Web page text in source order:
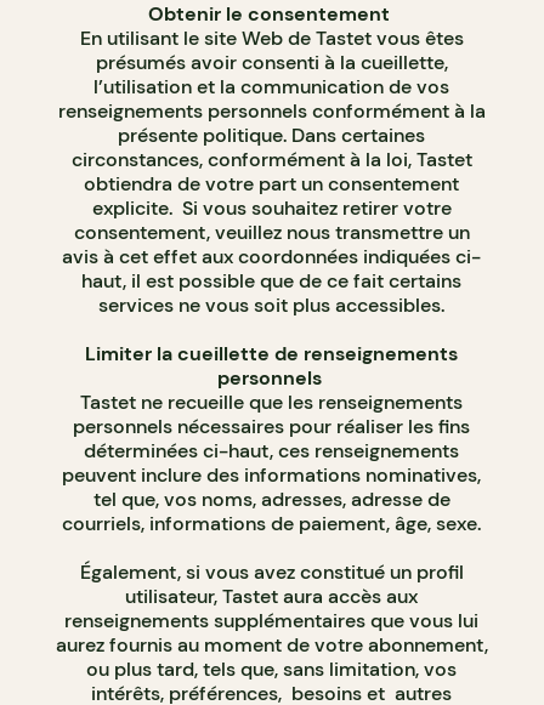
Obtenir le consentement
En utilisant le site Web de Tastet vous êtes
présumés avoir consenti à la cueillette,
l’utilisation et la communication de vos
renseignements personnels conformément à la
présente politique. Dans certaines
circonstances, conformément à la loi, Tastet
obtiendra de votre part un consentement
explicite. Si vous souhaitez retirer votre
consentement, veuillez nous transmettre un
avis à cet effet aux coordonnées indiquées ci-
haut, il est possible que de ce fait certains
services ne vous soit plus accessibles.
Limiter la cueillette de renseignements
personnels
Tastet ne recueille que les renseignements
personnels nécessaires pour réaliser les fins
déterminées ci-haut, ces renseignements
peuvent inclure des informations nominatives,
tel que, vos noms, adresses, adresse de
courriels, informations de paiement, âge, sexe.
Également, si vous avez constitué un profil
utilisateur, Tastet aura accès aux
renseignements supplémentaires que vous lui
aurez fournis au moment de votre abonnement,
ou plus tard, tels que, sans limitation, vos
intérêts, préférences, besoins et autres